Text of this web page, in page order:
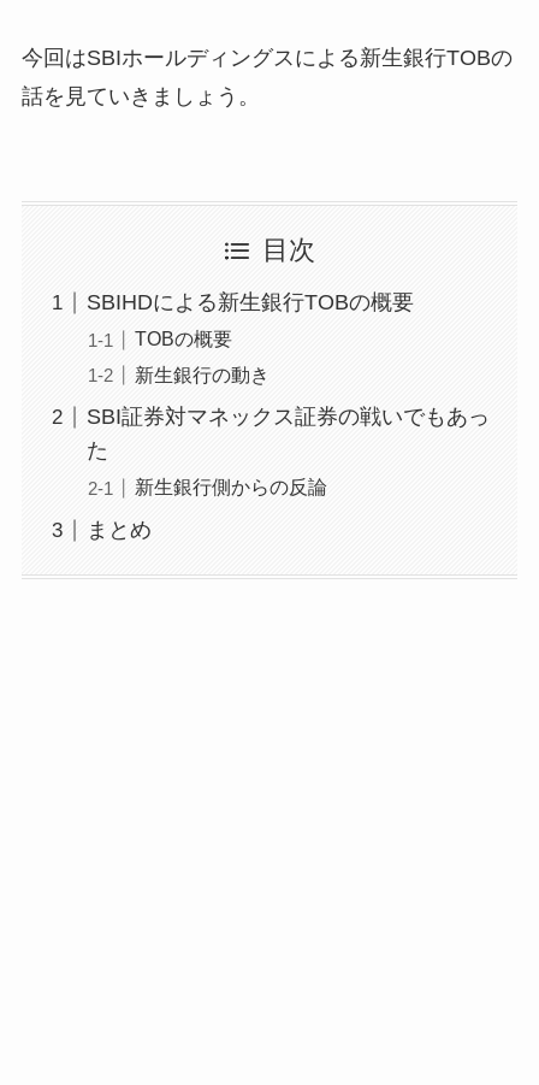
今回はSBIホールディングスによる新生銀行TOBの
話を見ていきましょう。
目次
SBIHDによる新生銀行TOBの概要
TOBの概要
新生銀行の動き
SBI証券対マネックス証券の戦いでもあっ
た
新生銀行側からの反論
まとめ